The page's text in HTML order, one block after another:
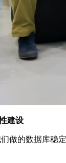
建设
做的数据库稳